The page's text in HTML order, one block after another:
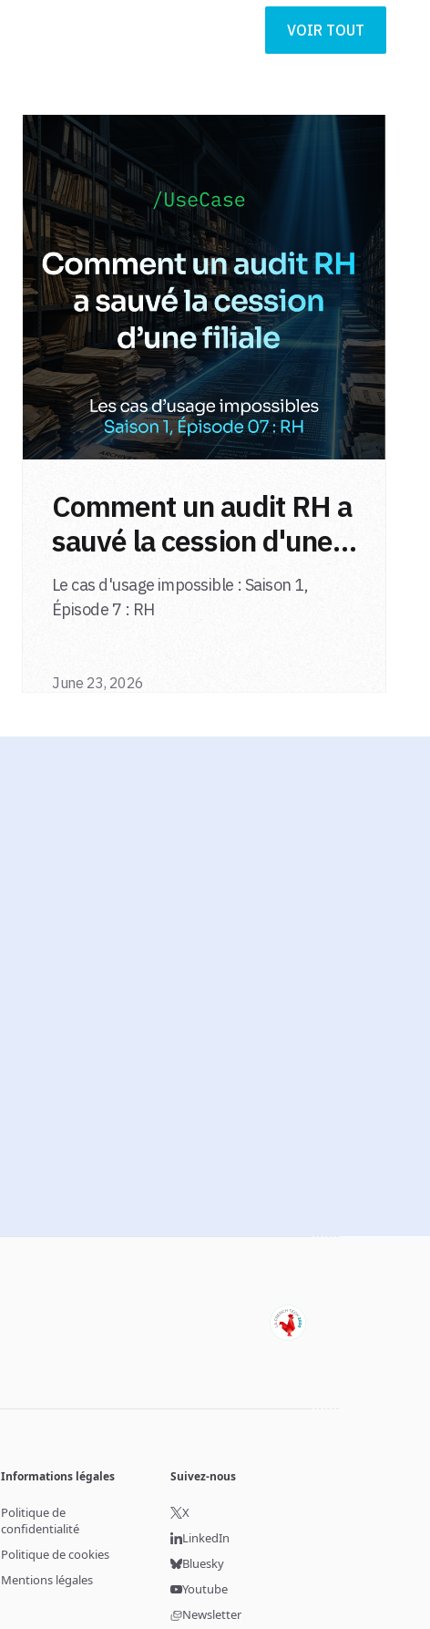
VOIR TOUT
Comment un audit RH a
sauvé la cession d'une
filiale
Le cas d'usage impossible : Saison 1,
Épisode 7 : RH
June 23, 2026
Informations légales
Politique de
confidentialité
Politique de cookies
Mentions légales
Suivez-nous
X
LinkedIn
Bluesky
Youtube
Newsletter